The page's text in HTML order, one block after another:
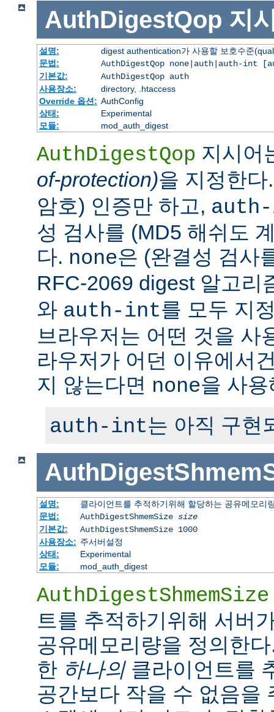
AuthDigestQop 지
설명:
digest authentication가 사용할 보호수준
문법:
AuthDigestQop none|auth|auth-int
기본값:
AuthDigestQop auth
사용장소:
directory, .htaccess
Override 옵션: AuthConfig
상태:
Experimental
모듈:
mod_auth_digest
AuthDigestQop 지시어
of-protection)을 지정한
암호) 인증만 하고,
성 검사를 (MD5 해쉬도
다. none은 (완결성 검사
RFC-2069 digest 알고리
와 auth-int를 모두 지
브라우저는 어떤 것을 사
라우저가 어던 이유에서
지 않는다면 none을 사
auth-int는 아직 구현
설명:
클라이언트를 추적하기위해 할당하는 공유메모리
문법:
AuthDigestShmemSize size
기본값:
AuthDigestShmemSize 1000
사용장소: 주서버설정
상태:
Experimental
모듈:
mod_auth_digest
AuthDigestShmemSize
트를 추적하기위해 서버
공유메모리량을 정의한
한 하나의클라이언트를
공간보다 작을 수 없음을